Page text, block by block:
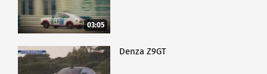
03:05
Denza Z9GT